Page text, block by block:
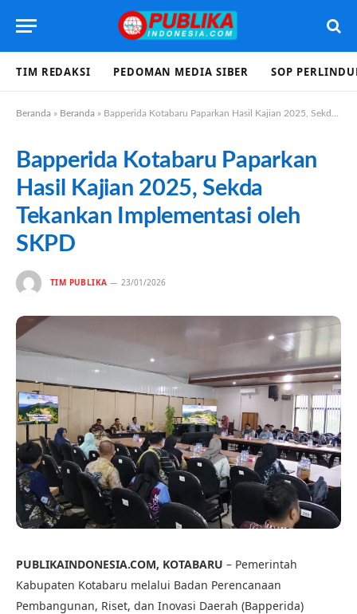
TIM REDAKSI PEDOMAN MEDIA SIBER SOP
Beranda » Beranda » Bapperida Kotabaru Paparkan Hasil Kajian 2025, Sekda Tekankan Implementasi oleh SKPD
Bapperida Kotabaru Paparkan
Hasil Kajian 2025, Sekda
Tekankan Implementasi oleh
SKPD
TIM PUBLIKA 23/01/2026
PUBLIKAINDONESIA.COM, KOTABARU – Pemerintah
Kabupaten Kotabaru melalui Badan Perencanaan
Pembangunan, Riset, dan Inovasi Daerah (Bapperida)